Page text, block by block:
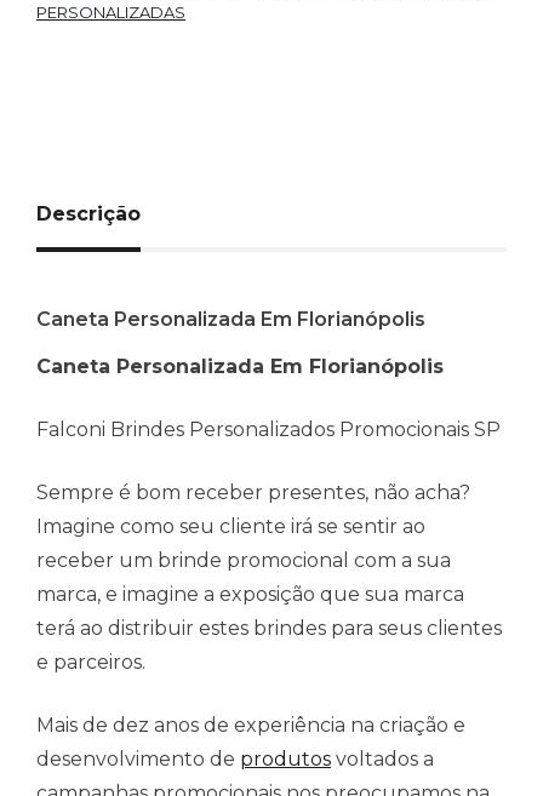
PERSONALIZADAS
Descrição
Caneta Personalizada Em Florianópolis
Caneta Personalizada Em Florianópolis
Falconi Brindes Personalizados Promocionais SP
Sempre é bom receber presentes, não acha?
Imagine como seu cliente irá se sentir ao
receber um brinde promocional com a sua
marca, e imagine a exposição que sua marca
terá ao distribuir estes brindes para seus clientes
e parceiros.
Mais de dez anos de experiência na criação e
desenvolvimento de produtos voltados a